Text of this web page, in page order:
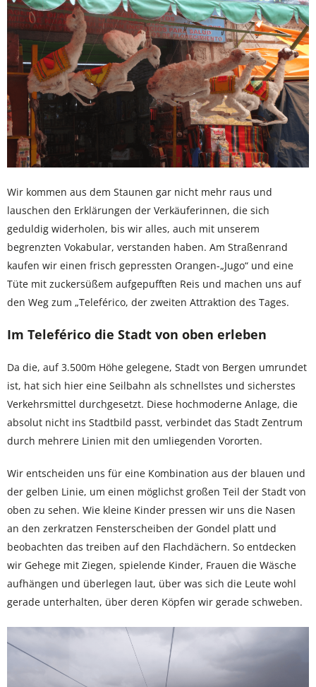
Wir kommen aus dem Staunen gar nicht mehr raus und
lauschen den Erklärungen der Verkäuferinnen, die sich
geduldig widerholen, bis wir alles, auch mit unserem
begrenzten Vokabular, verstanden haben. Am Straßenrand
kaufen wir einen frisch gepressten Orangen-„Jugo“ und eine
Tüte mit zuckersüßem aufgepufften Reis und machen uns auf
den Weg zum „Teleférico, der zweiten Attraktion des Tages.
Im Teleférico die Stadt von oben erleben
Da die, auf 3.500m Höhe gelegene, Stadt von Bergen umrundet
ist, hat sich hier eine Seilbahn als schnellstes und sicherstes
Verkehrsmittel durchgesetzt. Diese hochmoderne Anlage, die
absolut nicht ins Stadtbild passt, verbindet das Stadt Zentrum
durch mehrere Linien mit den umliegenden Vororten.
Wir entscheiden uns für eine Kombination aus der blauen und
der gelben Linie, um einen möglichst großen Teil der Stadt von
oben zu sehen. Wie kleine Kinder pressen wir uns die Nasen
an den zerkratzen Fensterscheiben der Gondel platt und
beobachten das treiben auf den Flachdächern. So entdecken
wir Gehege mit Ziegen, spielende Kinder, Frauen die Wäsche
aufhängen und überlegen laut, über was sich die Leute wohl
gerade unterhalten, über deren Köpfen wir gerade schweben.